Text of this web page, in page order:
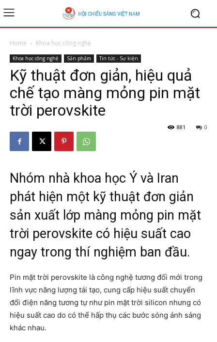
Home Khoa học công nghệ
Khoa học công nghệ Sản phẩm Tin tức - Sự kiện
Kỹ thuật đơn giản, hiệu quả
chế tạo màng mỏng pin mặt
trời perovskite
0
881
Nhóm nhà khoa học Ý và Iran
phát hiện một kỹ thuật đơn giản
sản xuất lớp màng mỏng pin mặt
trời perovskite có hiệu suất cao
ngay trong thí nghiệm ban đầu.
Pin mặt trời perovskite là công nghệ tương đối mới trong
lĩnh vực năng lượng tái tạo, cung cấp hiệu suất chuyển
đổi điện năng tương tự như pin mặt trời silicon nhưng có
hiệu suất cao do có thể hấp thụ các bước sóng ánh sáng
khác nhau.